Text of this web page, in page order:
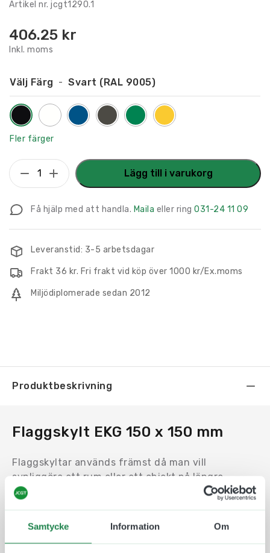
Samtycke Information Om
Artikel nr. jcgt1290.1
406.25 kr
Inkl. moms
Välj Färg Svart (RAL 9005)
Fler färger
Flaggskylt
EKG
x
150
mm
Lägg till i varukorg
Få hjälp med att handla. Maila eller ring 031-24 11 09
Leveranstid: 3-5 arbetsdagar
Frakt 36 kr. Fri frakt vid köp över 1000 kr/Ex.moms
Miljödiplomerade sedan 2012
Produktbeskrivning
Flaggskylt EKG 150 x 150 mm
Flaggskyltar används främst då man vill
synliggöra ett rum eller ett objekt på längre
avstånd. Exempelvis i en lång korridor eller vid ett
Motivet trycks på en en Uv-beständig och icke
reflektiv plast som fästs på båda sidor av